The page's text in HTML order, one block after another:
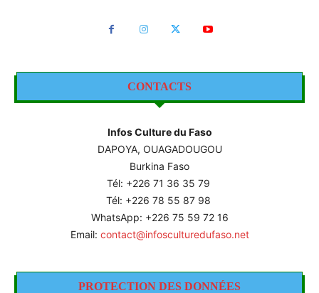
CONTACTS
Infos Culture du Faso
DAPOYA, OUAGADOUGOU
Burkina Faso
Tél: +226 71 36 35 79
Tél: +226 78 55 87 98
WhatsApp: +226 75 59 72 16
Email: contact@infosculturedufaso.net
PROTECTION DES DONNÉES